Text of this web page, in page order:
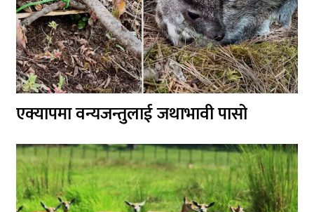
एक्यापमा वन्यजन्तुलाई जथाभावी पासो